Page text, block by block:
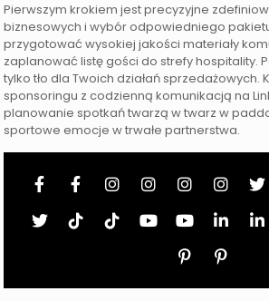
Pierwszym krokiem jest precyzyjne
biznesowych i wybór odpowiedniego
przygotować wysokiej jakości materiały
zaplanować listę gości do strefy hospitality.
tylko tło dla Twoich działań sprzedażowych.
sponsoringu z codzienną komunikacją na
planowanie spotkań twarzą w twarz w
sportowe emocje w trwałe partnerstwa.